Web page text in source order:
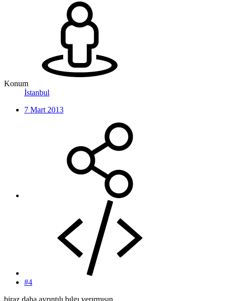
Konum
İstanbul
7 Mart 2013
#4
biraz daha ayrıntılı bılgı verırmısın